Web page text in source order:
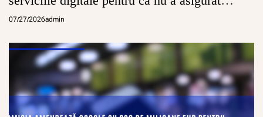
e
t
i
ț
i
p
conturi sigure pentru minori
07/27/2026admin